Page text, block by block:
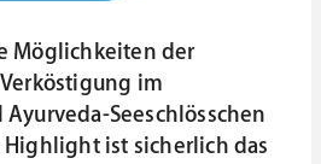
Möglichkeiten der
im
Seeschlösschen
Highlight ist sicherlich das